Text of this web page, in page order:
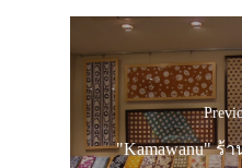
"Kamawanu" ร้